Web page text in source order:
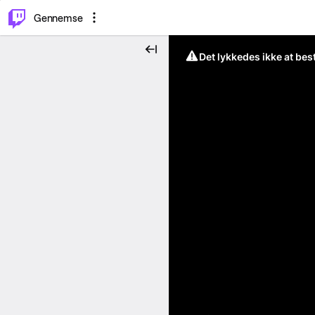
Gennemse
Det lykkedes ikke at